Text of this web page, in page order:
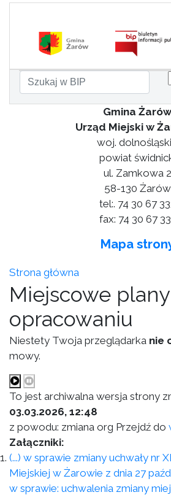
Gmina Żarów
Urząd Miejski w
woj.
powiat
ul. Zamkowa 2
58-130 Żarów
tel:. 74 30 67
fax: 74 30 67
Mapa
Strona główna
Miejscowe
opracowaniu
Niestety Twoja przeglądarka nie
mowy.
To jest archiwalna wersja strony
03.03.2026, 12:48
z powodu: zmiana org Przejdź do
Załączniki:
(...) w sprawie zmiany uchwały nr
Miejskiej w Żarowie z dnia 27
w sprawie: uchwalenia zmiany